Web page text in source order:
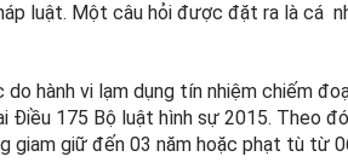
luật. Một câu hỏi được đặt ra là cá
hành vi lạm dụng tín nhiệm chiếm
175 Bộ luật hình sự 2015. Theo
giam giữ đến 03 năm hoặc phạt tù từ